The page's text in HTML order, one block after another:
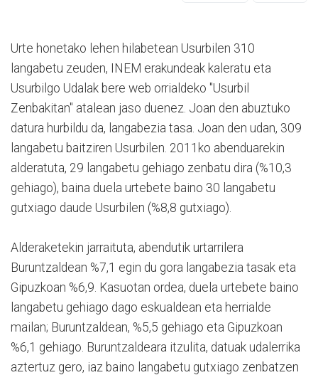
Urte honetako lehen hilabetean Usurbilen 310
langabetu zeuden, INEM erakundeak kaleratu eta
Usurbilgo Udalak bere web orrialdeko "Usurbil
Zenbakitan" atalean jaso duenez. Joan den abuztuko
datura hurbildu da, langabezia tasa. Joan den udan, 309
langabetu baitziren Usurbilen. 2011ko abenduarekin
alderatuta, 29 langabetu gehiago zenbatu dira (%10,3
gehiago), baina duela urtebete baino 30 langabetu
gutxiago daude Usurbilen (%8,8 gutxiago).
Alderaketekin jarraituta, abendutik urtarrilera
Buruntzaldean %7,1 egin du gora langabezia tasak eta
Gipuzkoan %6,9. Kasuotan ordea, duela urtebete baino
langabetu gehiago dago eskualdean eta herrialde
mailan; Buruntzaldean, %5,5 gehiago eta Gipuzkoan
%6,1 gehiago. Buruntzaldeara itzulita, datuak udalerrika
aztertuz gero, iaz baino langabetu gutxiago zenbatzen